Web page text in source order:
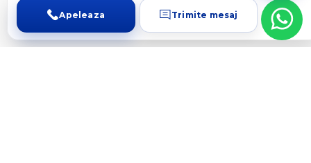
Apeleaza Trimite mesaj